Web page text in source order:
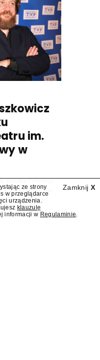
im.
w
prezes Telewizji
obejmie
im. Juliusza
się
Zamknij X
ze strony
w przeglądarce
urządzenia.
klauzulę
informacji w Regulaminie.